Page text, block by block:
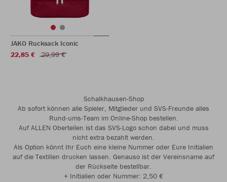
JAKO Rucksack Iconic
22,85 €
29,99 €
Schalkhausen-Shop
Ab sofort können alle Spieler, Mitglieder und SVS-Freunde alles
Rund-ums-Team im Online-Shop bestellen.
Auf ALLEN Oberteilen ist das SVS-Logo schon dabei und muss
nicht extra bezahlt werden.
Als Option könnt Ihr Euch eine kleine Nummer oder Eure Initialien
auf die Textilien drucken lassen. Genauso ist der Vereinsname auf
der Rückseite bestellbar.
+ Initialien oder Nummer: 2,50 €